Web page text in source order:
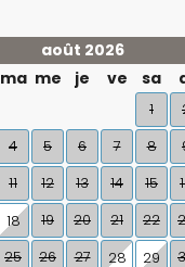
août 2026
ma me je ve sa
1
4 5 6 7 8
11 12 13 14 15
18 19 20 21 22
25 26 27 28 29